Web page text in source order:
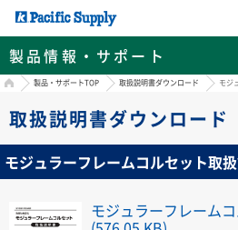
製品情報・サポート
HOME製品・サポートTOP 取扱説明書ダウンロード モジ
取扱説明書ダウンロード
モジュラーフレームコルセット取
モジュラーフレーム